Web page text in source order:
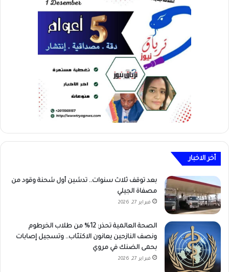
أخر الاخبار
بعد توقف ثلاث سنوات.. تدشين أول شحنة وقود من
مصفاة الجيلي
فبراير 27, 2026
الصحة العالمية تحذر: 12% من طلاب الخرطوم
ونصف النازحين يعانون الاكتئاب.. وتسجيل إصابات
بحمى الضنك في مروي
فبراير 27, 2026